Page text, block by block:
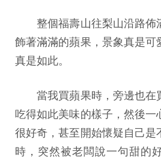
整個福壽山往梨山沿路佈
飾著滿滿的蘋果，景象真是可
真是如此。
當我買蘋果時，旁邊也在
吃得如此美味的樣子，然後
很好奇，甚至開始懷疑自己是
時，突然被老闆說一句甜的